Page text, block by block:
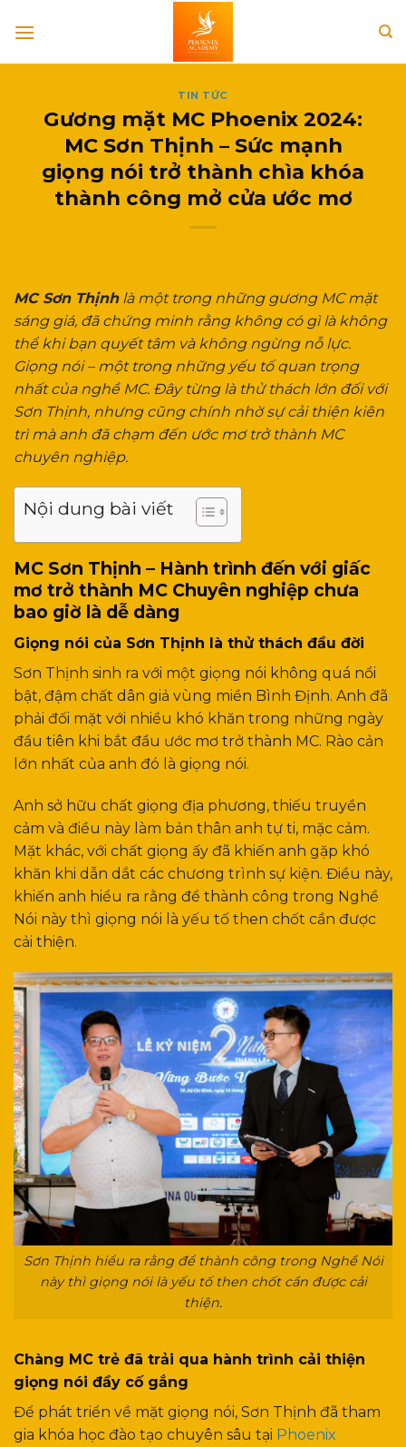
TIN TỨC
Gương mặt MC Phoenix 2024:
MC Sơn Thịnh – Sức mạnh
giọng nói trở thành chìa khóa
thành công mở cửa ước mơ
MC Sơn Thịnhlà một trong những gương MC mặt
sáng giá, đã chứng minh rằng không có gì là không
thể khi bạn quyết tâm và không ngừng nỗ lực.
Giọng nói – một trong những yếu tố quan trọng
nhất của nghề MC. Đây từng là thử thách lớn đối với
Sơn Thịnh, nhưng cũng chính nhờ sự cải thiện kiên
trì mà anh đã chạm đến ước mơ trở thành MC
chuyên nghiệp.
Nội dung bài viết
MC Sơn Thịnh – Hành trình đến với giấc
mơ trở thành MC Chuyên nghiệp chưa
bao giờ là dễ dàng
Giọng nói của Sơn Thịnh là thử thách đầu đời
Sơn Thịnh sinh ra với một giọng nói không quá nổi
bật, đậm chất dân giả vùng miền Bình Định. Anh đã
phải đối mặt với nhiều khó khăn trong những ngày
đầu tiên khi bắt đầu ước mơ trở thành MC. Rào cản
lớn nhất của anh đó là giọng nói.
Anh sở hữu chất giọng địa phương, thiếu truyền
cảm và điều này làm bản thân anh tự ti, mặc cảm.
Mặt khác, với chất giọng ấy đã khiến anh gặp khó
khăn khi dẫn dắt các chương trình sự kiện. Điều này,
khiến anh hiểu ra rằng để thành công trong Nghề
Nói này thì giọng nói là yếu tố then chốt cần được
cải thiện.
Sơn Thịnh hiểu ra rằng để thành công trong Nghề Nói
này thì giọng nói là yếu tố then chốt cần được cải
thiện.
Chàng MC trẻ đã trải qua hành trình cải thiện
giọng nói đầy cố gắng
Để phát triển về mặt giọng nói, Sơn Thịnh đã tham
gia khóa học đào tạo chuyên sâu tại Phoenix